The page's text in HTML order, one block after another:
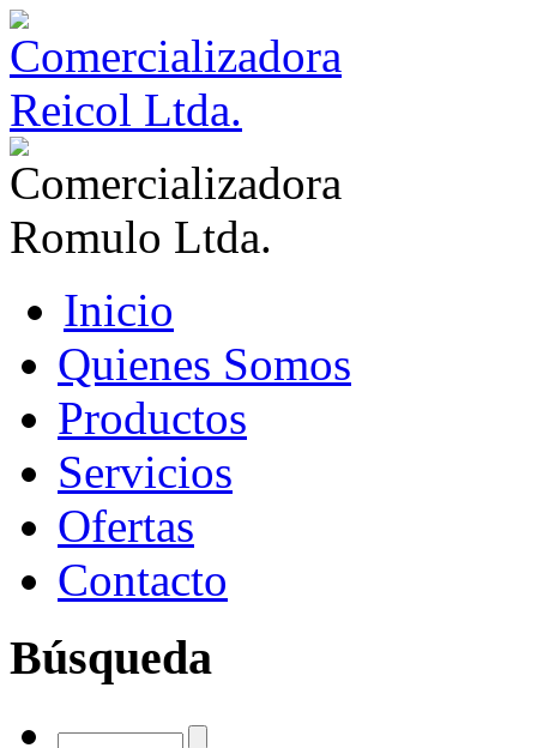
Inicio
Quienes Somos
Productos
Servicios
Ofertas
Contacto
Búsqueda